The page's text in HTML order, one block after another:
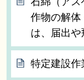
作物の解体
は、届出や
特定建設作